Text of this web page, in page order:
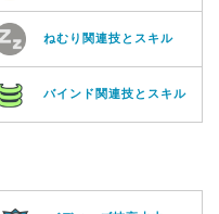
ねむり関連技とスキル
バインド関連技とスキル